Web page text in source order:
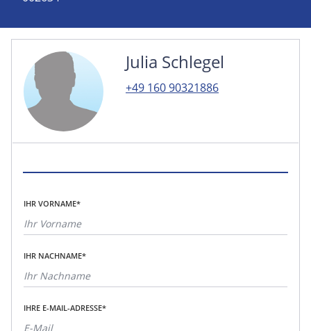
Julia Schlegel
+49 160 90321886
IHR VORNAME*
IHR NACHNAME*
IHRE E-MAIL-ADRESSE*